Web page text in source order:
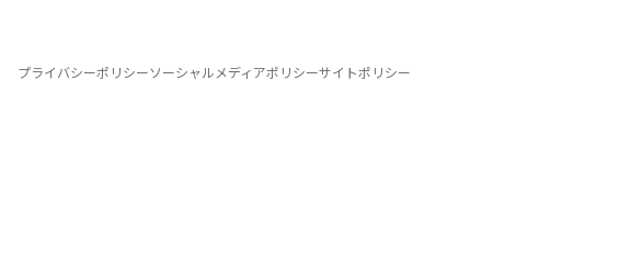
プライバシーポリシーソーシャルメディアポリシーサイトポリシー